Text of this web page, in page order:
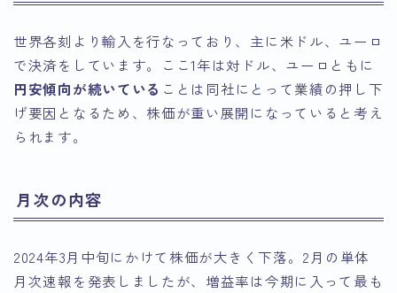
世界各刻より輸入を行なっており、主に米ドル、ユーロ
で決済をしています。ここ1年は対ドル、ユーロともに
円安傾向が続いている ことは同社にとって業績の押し下
げ要因となるため、株価が重い展開になっていると考え
られます。
月次の内容
2024年3月中旬にかけて株価が大きく下落。2月の単体
月次速報を発表しましたが、増益率は今期に入って最も